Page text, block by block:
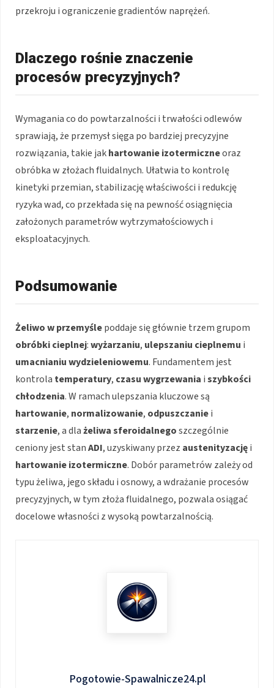
przekroju i ograniczenie gradientów naprężeń.
Dlaczego rośnie znaczenie
procesów precyzyjnych?
Wymagania co do powtarzalności i trwałości odlewów
sprawiają, że przemysł sięga po bardziej precyzyjne
rozwiązania, takie jakhartowanie izotermiczneoraz
obróbka w złożach fluidalnych. Ułatwia to kontrolę
kinetyki przemian, stabilizację właściwości i redukcję
ryzyka wad, co przekłada się na pewność osiągnięcia
założonych parametrów wytrzymałościowych i
eksploatacyjnych.
Podsumowanie
Żeliwo w przemyślepoddaje się głównie trzem grupom
obróbki cieplnej:wyżarzaniu, ulepszaniu cieplnemu i
umacnianiu wydzieleniowemu. Fundamentem jest
kontrola temperatury, czasu wygrzewania iszybkości
chłodzenia. W ramach ulepszania kluczowe są
hartowanie, normalizowanie, odpuszczaniei
starzenie, a dlażeliwa sferoidalnegoszczególnie
ceniony jest stanADI, uzyskiwany przez austenityzacjęi
hartowanie izotermiczne. Dobór parametrów zależy od
typu żeliwa, jego składu i osnowy, a wdrażanie procesów
precyzyjnych, w tym złoża fluidalnego, pozwala osiągać
docelowe własności z wysoką powtarzalnością.
Pogotowie-Spawalnicze24.pl